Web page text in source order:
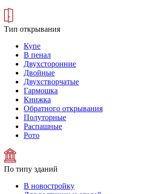
Тип открывания
Купе
В пенал
Двухсторонние
Двойные
Двухстворчатые
Гармошка
Книжка
Обратного открывания
Полуторные
Распашные
Рото
По типу зданий
В новостройку